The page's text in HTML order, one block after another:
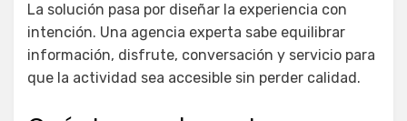
La solución pasa por diseñar la experiencia con
intención. Una agencia experta sabe equilibrar
información, disfrute, conversación y servicio para
que la actividad sea accesible sin perder calidad.